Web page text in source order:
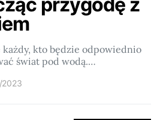
kto będzie odpowiednio
świat pod wodą.…